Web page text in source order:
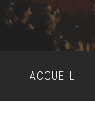
ACCUEIL